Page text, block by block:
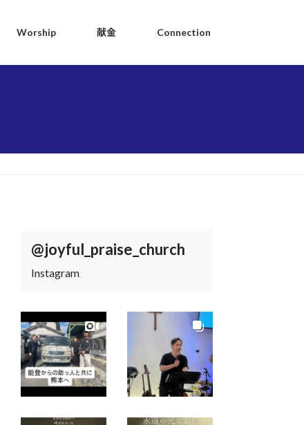
Worship 献金 Connection
@joyful_praise_church
Instagram